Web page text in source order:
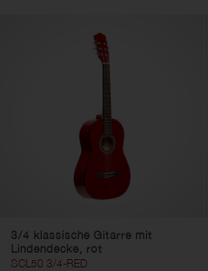
3/4 klassische Gitarre mit
Lindendecke, rot
SCL50 3/4-RED